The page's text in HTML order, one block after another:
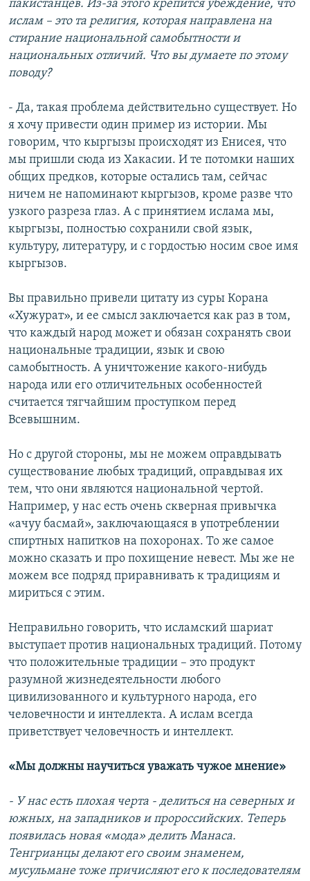
пакистанцев. Из-за этого крепится убеждение, что
ислам – это та религия, которая направлена на
стирание национальной самобытности и
национальных отличий. Что вы думаете по этому
поводу?
- Да, такая проблема действительно существует. Но
я хочу привести один пример из истории. Мы
говорим, что кыргызы происходят из Енисея, что
мы пришли сюда из Хакасии. И те потомки наших
общих предков, которые остались там, сейчас
ничем не напоминают кыргызов, кроме разве что
узкого разреза глаз. А с принятием ислама мы,
кыргызы, полностью сохранили свой язык,
культуру, литературу, и с гордостью носим свое имя
кыргызов.
Вы правильно привели цитату из суры Корана
«Хужурат», и ее смысл заключается как раз в том,
что каждый народ может и обязан сохранять свои
национальные традиции, язык и свою
самобытность. А уничтожение какого-нибудь
народа или его отличительных особенностей
считается тягчайшим проступком перед
Всевышним.
Но с другой стороны, мы не можем оправдывать
существование любых традиций, оправдывая их
тем, что они являются национальной чертой.
Например, у нас есть очень скверная привычка
«ачуу басмай», заключающаяся в употреблении
спиртных напитков на похоронах. То же самое
можно сказать и про похищение невест. Мы же не
можем все подряд приравнивать к традициям и
мириться с этим.
Неправильно говорить, что исламский шариат
выступает против национальных традиций. Потому
что положительные традиции – это продукт
разумной жизнедеятельности любого
цивилизованного и культурного народа, его
человечности и интеллекта. А ислам всегда
приветствует человечность и интеллект.
«Мы должны научиться уважать чужое мнение»
- У нас есть плохая черта - делиться на северных и
южных, на западников и пророссийских. Теперь
появилась новая «мода» делить Манаса.
Тенгрианцы делают его своим знаменем,
мусульмане тоже причисляют его к последователям